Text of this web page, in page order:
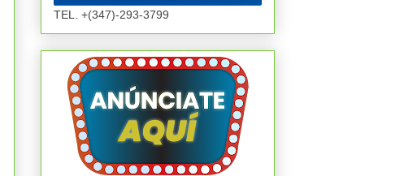
TEL. +(347)-293-3799